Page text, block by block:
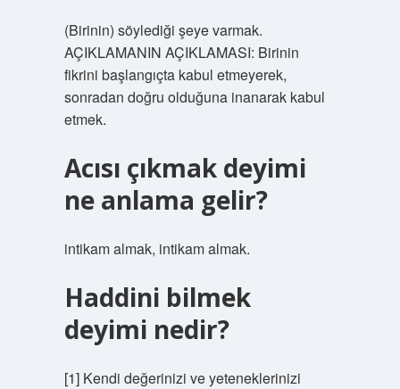
(Birinin) söylediği şeye varmak.
AÇIKLAMANIN AÇIKLAMASI: Birinin
fikrini başlangıçta kabul etmeyerek,
sonradan doğru olduğuna inanarak kabul
etmek.
Acısı çıkmak deyimi
ne anlama gelir?
intikam almak, intikam almak.
Haddini bilmek
deyimi nedir?
[1] Kendi değerinizi ve yeteneklerinizi